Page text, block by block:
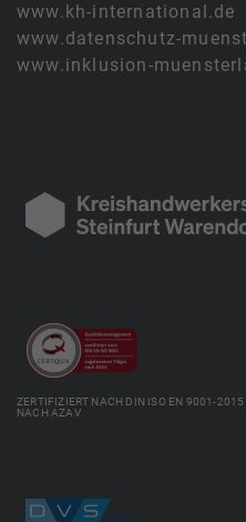
www.kh-international.de
www.datenschutz-
www.inklusion-
ZERTIFIZIERT NACH DIN ISO EN 9001-
NACH AZAV